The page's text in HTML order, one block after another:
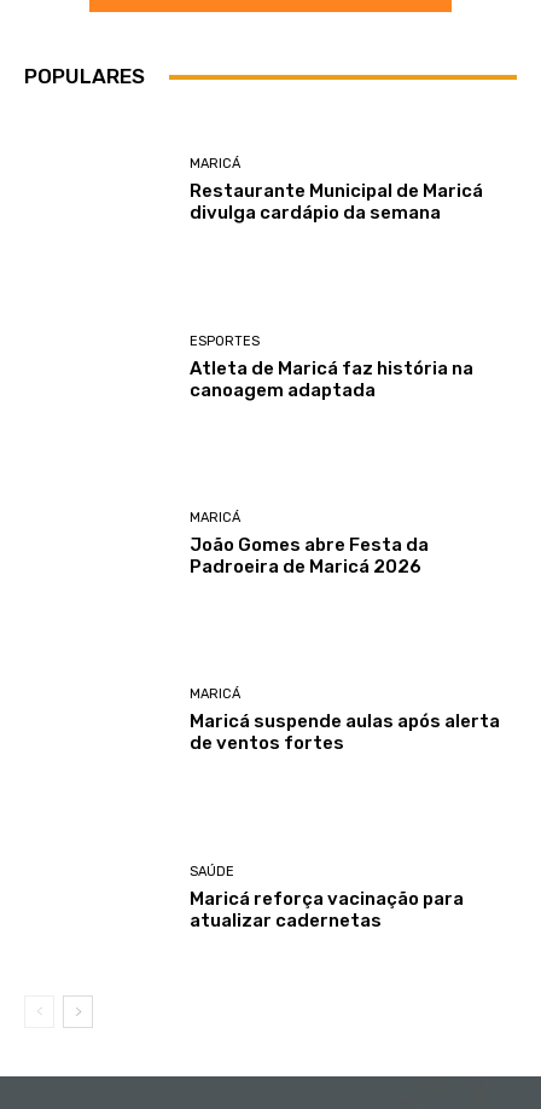
POPULARES
MARICÁ
Restaurante Municipal de Maricá
divulga cardápio da semana
ESPORTES
Atleta de Maricá faz história na
canoagem adaptada
MARICÁ
João Gomes abre Festa da
Padroeira de Maricá 2026
MARICÁ
Maricá suspende aulas após alerta
de ventos fortes
SAÚDE
Maricá reforça vacinação para
atualizar cadernetas